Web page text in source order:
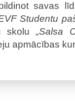
savas
Studentu
skolu„Salsa
apmācības